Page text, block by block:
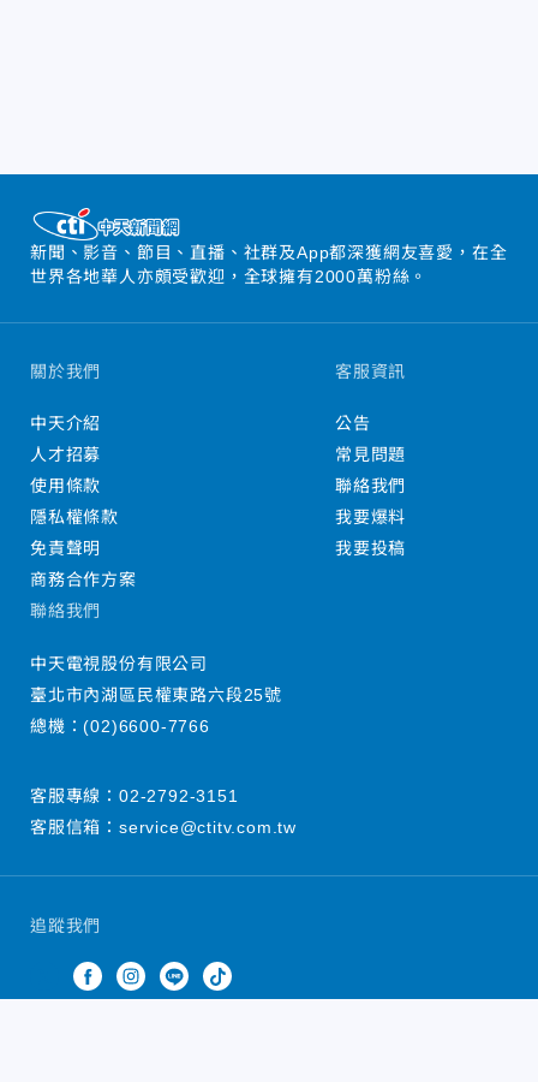
新聞、影音、節目、直播、社群及App都深獲網友喜愛，在全
世界各地華人亦頗受歡迎，全球擁有2000萬粉絲。
追蹤我們
關於我們
中天介紹
人才招募
使用條款
隱私權條款
免責聲明
商務合作方案
客服資訊
公告
常見問題
聯絡我們
我要爆料
我要投稿
聯絡我們
中天電視股份有限公司
臺北市內湖區民權東路六段25號
總機：(02)6600-7766
客服專線： 02-2792-3151
客服信箱： service@ctitv.com.tw